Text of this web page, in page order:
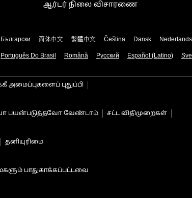
ஆர்டர் நிலை விசாரணை
Български 简体中文 繁體中文 Čeština Dansk Nederlands
Português Do Brasil Română Русский Español (Latino)
அமைப்புகளைப் புதுப்பி
பயன்படுத்தவோ வேண்டாம் சட்ட விதிமுறைகள்
தனியுரிமை
பாதுகாக்கப்பட்டவை